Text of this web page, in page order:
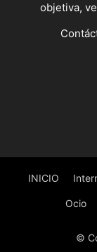
objetiva,
INICIO
Ocio
©